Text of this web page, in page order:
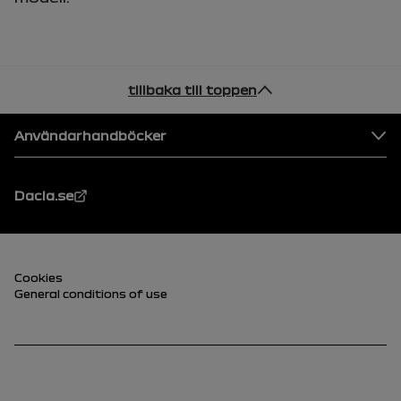
tillbaka till toppen
Footer
Användarhandböcker
Dacia.se
Sidfot (nedre)
Cookies
General conditions of use